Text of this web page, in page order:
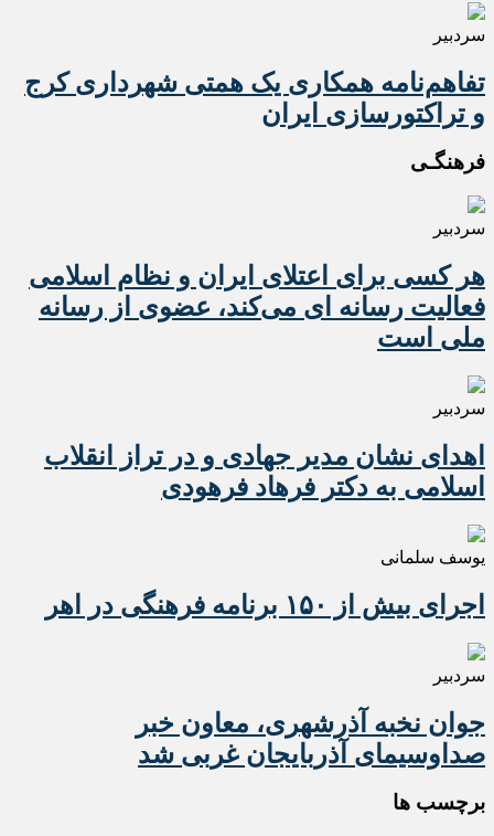
سردبیر
تفاهم‌نامه همکاری یک همتی شهرداری کرج
و تراکتورسازی ایران
فرهنگـی
سردبیر
هر کسی برای اعتلای ایران و نظام اسلامی
فعالیت رسانه ای می‌کند، عضوی از رسانه
ملی است
سردبیر
اهدای نشان مدیر جهادی و در تراز انقلاب
اسلامی به دکتر فرهاد فرهودی
یوسف سلمانی
اجرای بیش از ۱۵۰ برنامه فرهنگی در اهر
سردبیر
جوان نخبه آذرشهری، معاون خبر
صداوسیمای آذربایجان غربی شد
برچسب ها